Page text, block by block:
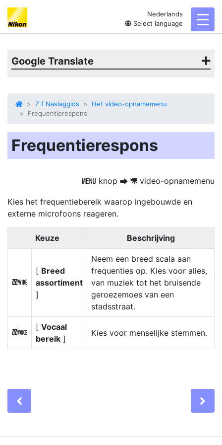
Nederlands
Select language
Google Translate
Z f Naslaggids
Het video-opnamemenu
Frequentierespons
Frequentierespons
G knop U 1 video-opnamemenu
Kies het frequentiebereik waarop ingebouwde en
externe microfoons reageren.
Keuze Beschrijving
S
[ Breed
assortiment
]
Neem een breed scala aan
frequenties op. Kies voor alles,
van muziek tot het bruisende
geroezemoes van een
stadsstraat.
T
[ Vocaal
bereik ]
Kies voor menselijke stemmen.